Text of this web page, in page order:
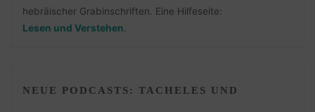
hebräischer Grabinschriften. Eine Hilfeseite:
Lesen und Verstehen
NEUE PODCASTS: TACHELES UND